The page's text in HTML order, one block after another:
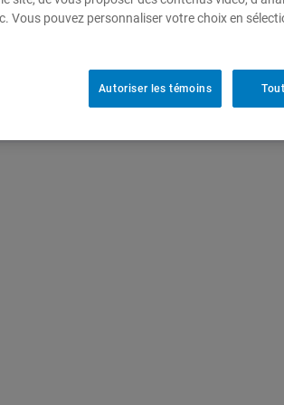
Vous pouvez personnaliser votre choix en
Autoriser les témoins